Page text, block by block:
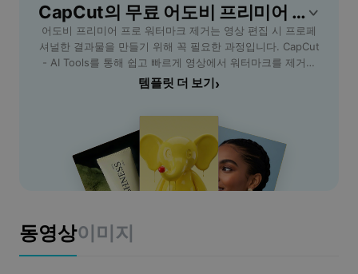
CapCut Pad
CapCut 모바일
동영상 스튜디오
AI 동영상 생성기
AI 이미지 생성기
Dreamina Seedance 2.5
Nano Banana Pro
동영상 에디터 및 생성기
이미지 에디터 및 생성기
음성 생성기 및 에디터
사용 사례
마케팅
더 보기
효과 템플릿
이니셔티브
제휴 사용자
크리에이티브 파트너 프로그램
CapCut 크리에이티브 캠퍼스
보안 센터
CapCut의 무료 어도비 프리미어 프로 워터마크 제거 템플릿
어도비 프리미어 프로 워터마크 제거는 영상 편집 시 프로페
셔널한 결과물을 만들기 위해 꼭 필요한 과정입니다. CapCut
- AI Tools를 통해 쉽고 빠르게 영상에서 워터마크를 제거하
여 깔끔한 영상 편집이 가능합니다. 이 방법은 초보자도 따라
등에 활용할 수 있습니다. 또한, 고화질 유지 및 원본 손상 없
이 간편하게 편집할 수 있는 기능을 제공합니다. 어도비 프리
미어 프로 사용자라면, 프로젝트 품질을 높이고 더 많은 시청
자의 관심을 끌 수 있도록 이 기능을 꼭 활용해 보세요.
CapCut - AI Tools로 더욱 완성도 높은 영상 제작을 경험해
템플릿 더 보기 ›
동영상이미지